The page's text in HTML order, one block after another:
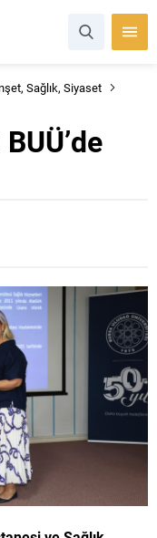
, Sağlık, Siyaset